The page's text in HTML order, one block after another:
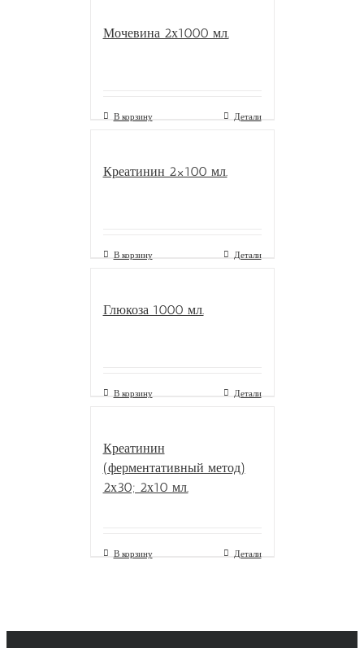
Мочевина 2х1000 мл.
В корзину Детали
Креатинин 2×100 мл.
В корзину Детали
Глюкоза 1000 мл.
В корзину Детали
Креатинин
(ферментативный метод)
2х30; 2х10 мл.
В корзину Детали